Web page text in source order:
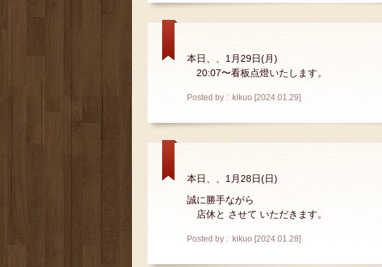
本日、、1月29日(月)
20:07〜看板点燈いたします。
Posted by : kikuo [2024.01.29]
本日、、1月28日(日)
誠に勝手ながら
店休と させて いただきます。
Posted by : kikuo [2024.01.28]